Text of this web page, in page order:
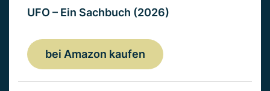
UFO – Ein Sachbuch (2026)
bei Amazon kaufen